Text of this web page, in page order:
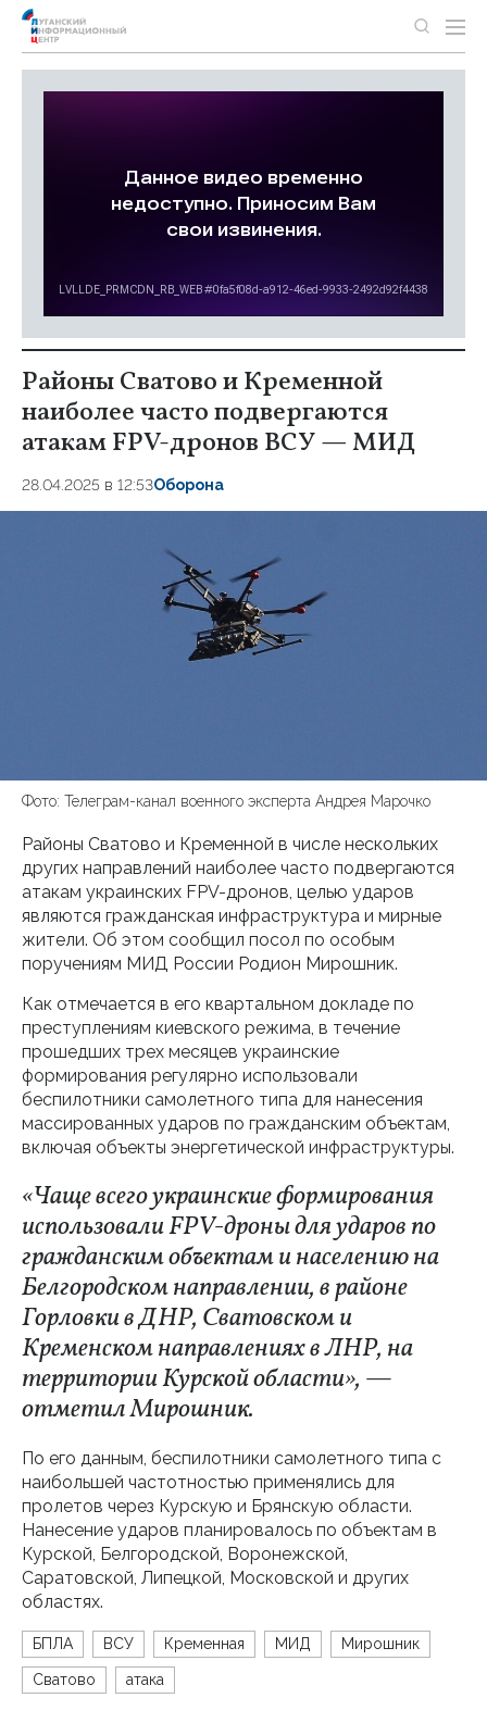
Районы Сватово и Кременной
наиболее часто подвергаются
атакам FPV-дронов ВСУ — МИД
28.04.2025 в 12:53Оборона
Фото: Телеграм-канал военного эксперта Андрея Марочко
Районы Сватово и Кременной в числе нескольких
других направлений наиболее часто подвергаются
атакам украинских FPV-дронов, целью ударов
являются гражданская инфраструктура и мирные
жители. Об этом сообщил посол по особым
поручениям МИД России Родион Мирошник.
Как отмечается в его квартальном докладе по
преступлениям киевского режима, в течение
прошедших трех месяцев украинские
формирования регулярно использовали
беспилотники самолетного типа для нанесения
массированных ударов по гражданским объектам,
включая объекты энергетической инфраструктуры.
«Чаще всего украинские формирования
использовали FPV-дроны для ударов по
гражданским объектам и населению на
Белгородском направлении, в районе
Горловки в ДНР, Сватовском и
Кременском направлениях в ЛНР, на
территории Курской области», —
отметил Мирошник.
По его данным, беспилотники самолетного типа с
наибольшей частотностью применялись для
пролетов через Курскую и Брянскую области.
Нанесение ударов планировалось по объектам в
Курской, Белгородской, Воронежской,
Саратовской, Липецкой, Московской и других
областях.
БПЛА ВСУ Кременная МИД Мирошник
Сватово атака